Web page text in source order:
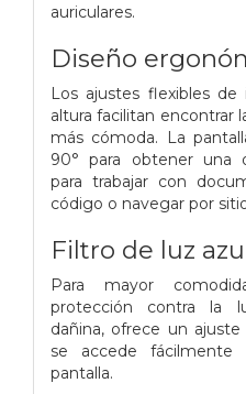
auriculares.
Diseño
Los ajustes flexibles
altura facilitan encontrar
más cómoda. La
90° para obtener una
para trabajar con
código o navegar por
Filtro de luz
Para mayor
protección contra la
dañina, ofrece un
se accede
pantalla.